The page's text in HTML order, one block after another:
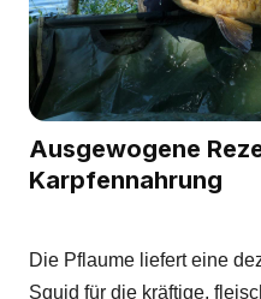
Ausgewogene
Karpfennahrung
Die Pflaume liefert eine
Squid für die kräftige,